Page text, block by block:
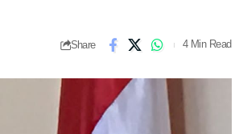
Share 4 Min Read